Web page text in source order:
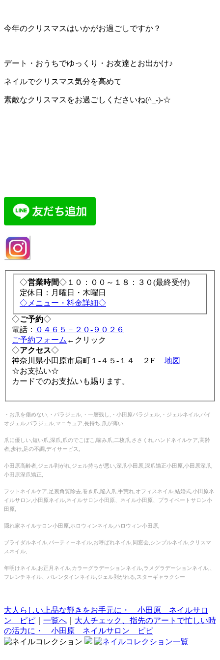
今年のクリスマスはいかがお過ごしですか？
デート・おうちでゆっくり・お友達とお出かけ♪
ネイルでクリスマス気分を高めて
素敵なクリスマスをお過ごしくださいね(^_-)-☆
◇営業時間◇１０：００～１８：３０(最終受付)
定休日：月曜日・木曜日
◇メニュー・料金詳細◇
◇ご予約◇
電話： ０４６５－２０-９０２６
ご予約フォーム ←クリック
◇アクセス◇
神奈川県小田原市扇町１-４５-１４ ２F 地図
☆お支払い☆
カードでのお支払いも賜ります。
・お爪を傷めない,・パラジェル,・一層残し,・小田原パラジェル,・ジェルネイル,バイ
オジェル,パラジェル,マニキュア,長持ち,爪が薄い,
爪に優しい,短い爪,深爪,爪のでこぼこ,噛み爪,二枚爪,ささくれ,ハンドネイルケア,高齢
者,歩行,足の不調,デイサービス,
小田原高齢者,ジェル剥がれ,ジェル持ちが悪い,深爪小田原,深爪矯正小田原,小田原深爪,
小田原深爪矯正,
フットネイルケア,足裏角質除去,巻き爪,陥入爪,手荒れ,オフィスネイル,結婚式,小田原ネ
イルサロン,小田原ネイル,ネイルサロン小田原、ネイル小田原、プライベートサロン小
田原,
隠れ家ネイルサロン小田原,ホロウィンネイル,ハロウィン小田原,
ブライダルネイル,パーティーネイル,お呼ばれネイル,同窓会,シンプルネイル,クリスマ
スネイル,
年明けネイル,お正月ネイル,カラーグラデーションネイル,ラメグラデーションネイル,、
フレンチネイル、バレンタインネイル,ジェル剥がれる,スターギャラクシー
大人らしい上品な輝きをお手元に・ 小田原 ネイルサロ
ン ピピ
一覧へ
大人チェック、指先のアートで忙しい時
の活力に・ 小田原 ネイルサロン ピピ